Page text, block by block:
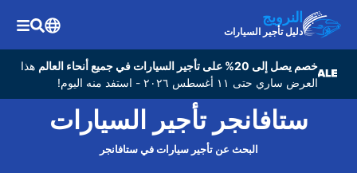
النرويج
دليل تأجير السيارات
خصم يصل إلى 20% على تأجير السيارات في جميع أنحاء العالم
هذا
العرض ساري حتى ١١ أغسطس ٢٠٢٦ - استفد منه اليوم!
ستافانجر تأجير السيارات
البحث عن تأجير سيارات في ستافانجر